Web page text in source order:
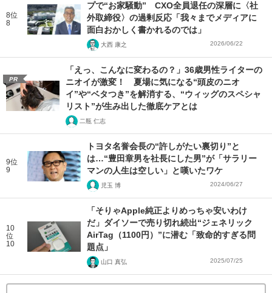
8位
8
プで“お家騒動” CXO全員退任の深層に〈社
外取締役〉の過剰反応「我々までメディアに
面白おかしく書かれるのでは」
大西 康之 2026/06/22
PR
「えっ、こんなに変わるの？」36歳男性ライターの
ニオイが激変！ 夏場に気になる“頭皮のニオ
イ”や“ベタつき”を解消する、“ウィッグのスペシャ
リスト”が生み出した徹底ケアとは
二瓶 仁志
9位
9
トヨタ名誉会長の“許しがたい裏切り”と
は…“豊田章男を社長にした男”が「サラリー
マンの人生は空しい」と嘆いたワケ
児玉 博 2024/06/27
10
位
10
「そりゃApple純正よりめっちゃ安いわけ
だ」ダイソーで売り切れ続出“ジェネリック
AirTag（1100円）”に潜む「致命的すぎる問
題点」
山口 真弘 2025/07/25